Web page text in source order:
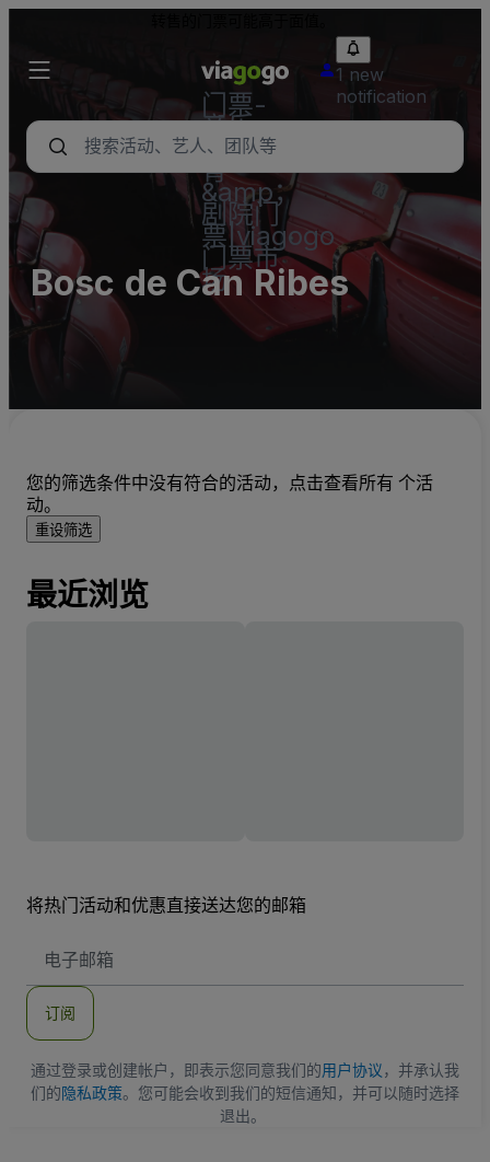
门票-
音乐
会，体
育
&amp；
剧院门
票|viagogo
门票市
场
1 new
notification
Bosc de Can Ribes
您的筛选条件中没有符合的活动，点击查看所有 个活
动。
重设筛选
最近浏览
将热门活动和优惠直接送达您的邮箱
子
地
订阅
通过登录或创建帐户，即表示您同意我们的用户协议，并承认我
们的隐私政策。您可能会收到我们的短信通知，并可以随时选择
退出。